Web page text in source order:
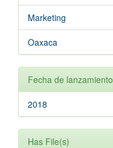
Marketing
Oaxaca
Fecha de lanzamiento
2018
Has File(s)